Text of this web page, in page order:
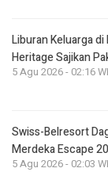
Liburan Keluarga
Heritage Sajikan
5 Agu 2026 - 02:16
Swiss-Belresort
Merdeka Escape
5 Agu 2026 - 02:03